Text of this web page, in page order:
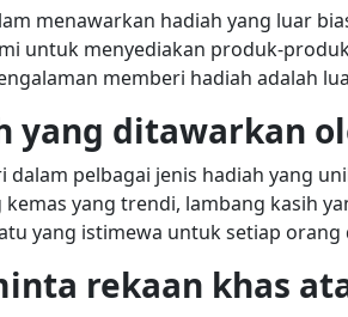
menawarkan hadiah yang luar
untuk menyediakan produk-
memberi hadiah adalah
yang ditawarkan
pelbagai jenis hadiah yang
yang trendi, lambang kasih
yang istimewa untuk setiap orang
rekaan khas